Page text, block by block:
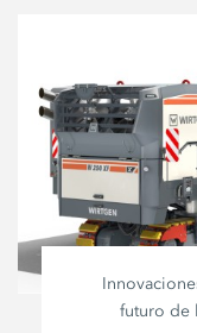
futuro de